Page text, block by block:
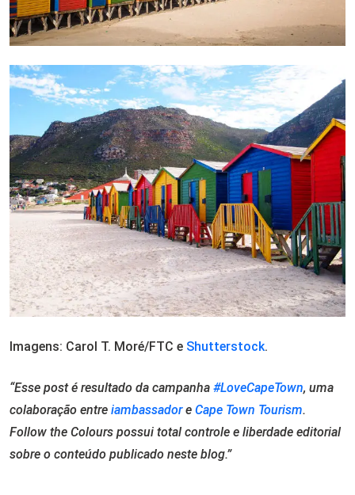
Imagens: Carol T. Moré/FTC e Shutterstock.
“Esse post é resultado da campanha #LoveCapeTown, uma
colaboração entre iambassadore Cape Town Tourism.
Follow the Colours possui total controle e liberdade editorial
sobre o conteúdo publicado neste blog.”